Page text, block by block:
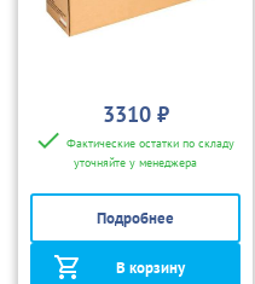
3310 ₽
Фактические остатки по складу
уточняйте у менеджера
Подробнее
В корзину